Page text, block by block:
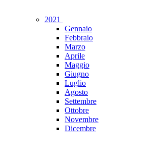
2021
Gennaio
Febbraio
Marzo
Aprile
Maggio
Giugno
Luglio
Agosto
Settembre
Ottobre
Novembre
Dicembre